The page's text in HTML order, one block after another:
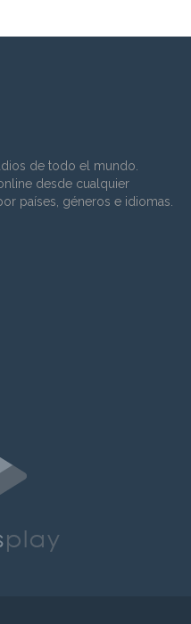
de todo el mundo.
desde cualquier
países, géneros e idiomas.